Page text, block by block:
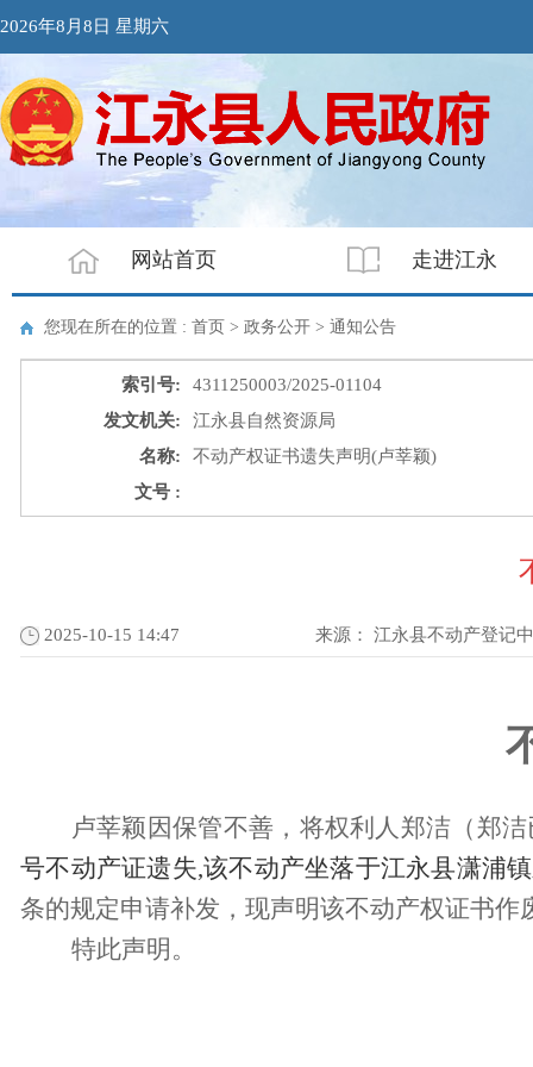
2026年8月8日 星期六
网站首页 走进江永
您现在所在的位置 : 首页 > 政务公开 > 通知公告
索引号:
4311250003/2025-01104
发文机关:
江永县自然资源局
名称:
不动产权证书遗失声明(卢莘颖)
文号 :
2025-10-15 14:47 来源： 江永县不动产登记
卢莘颖因保管不善，将权利人郑洁（郑
号不动产证遗失,该不动产坐落于江永县潇浦镇
条的规定申请补发，现声明该不动产权证书作
特此声明。